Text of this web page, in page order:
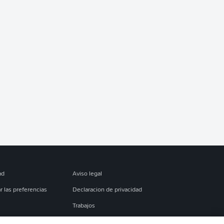
Aviso legal
las preferencias Declaracion de privacidad
Trabajos